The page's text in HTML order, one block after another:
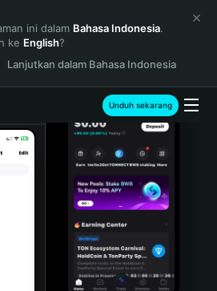
ini dalam Bahasa Indonesia.
ke English?
Lanjutkan dalam Bahasa Indonesia
Unduh sekarang